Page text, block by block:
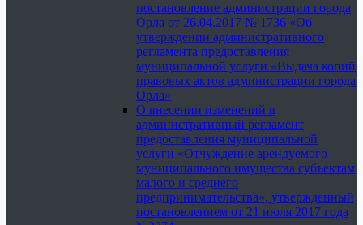
постановление администрации города
Орла от 26.04.2017 № 1736 «Об
утверждении административного
регламента предоставления
муниципальной услуги «Выдача копий
правовых актов администрации города
Орла»
О внесении изменений в
административный регламент
предоставления муниципальной
услуги «Отчуждение арендуемого
муниципального имущества субъектам
малого и среднего
предпринимательства», утвержденный
постановлением от 21 июля 2017 года